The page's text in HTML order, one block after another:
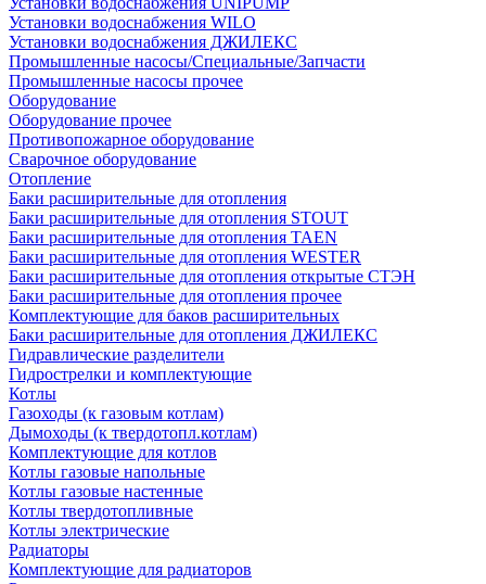
Установки водоснабжения WILO
Установки водоснабжения ДЖИЛЕКС
Промышленные насосы/Специальные/Запчасти
Промышленные насосы прочее
Оборудование
Оборудование прочее
Противопожарное оборудование
Сварочное оборудование
Отопление
Баки расширительные для отопления
Баки расширительные для отопления STOUT
Баки расширительные для отопления TAEN
Баки расширительные для отопления WESTER
Баки расширительные для отопления открытые СТЭН
Баки расширительные для отопления прочее
Комплектующие для баков расширительных
Баки расширительные для отопления ДЖИЛЕКС
Гидравлические разделители
Гидрострелки и комплектующие
Котлы
Газоходы (к газовым котлам)
Дымоходы (к твердотопл.котлам)
Комплектующие для котлов
Котлы газовые напольные
Котлы газовые настенные
Котлы твердотопливные
Котлы электрические
Радиаторы
Комплектующие для радиаторов